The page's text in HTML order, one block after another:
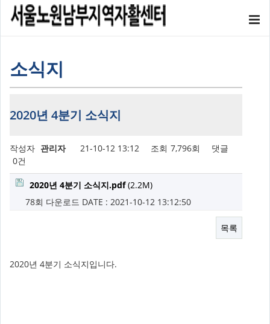
소식지
2020년 4분기 소식지
작성자 관리자 21-10-12 13:12 조회 7,796회
댓글
0건
2020년 4분기 소식지.pdf(2.2M)
78회 다운로드 DATE : 2021-10-12 13:12:50
목록
2020년 4분기 소식지입니다.